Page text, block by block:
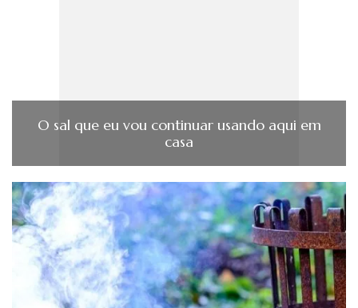
O sal que eu vou continuar usando aqui em
casa